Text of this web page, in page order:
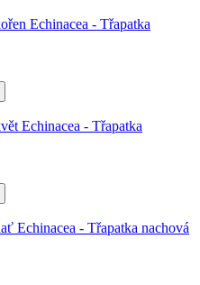
Echinacea - Třapatka
Echinacea - Třapatka
Echinacea - Třapatka nachová